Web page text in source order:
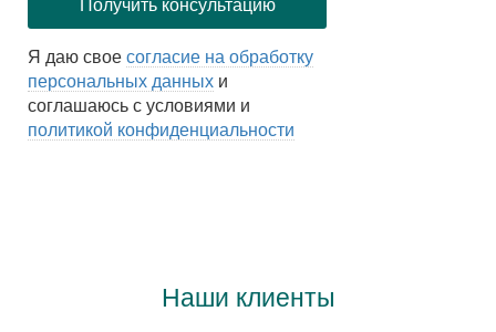
Я даю свое согласие на обработку
персональных данных и
соглашаюсь с условиями и
политикой конфиденциальности
Наши клиенты